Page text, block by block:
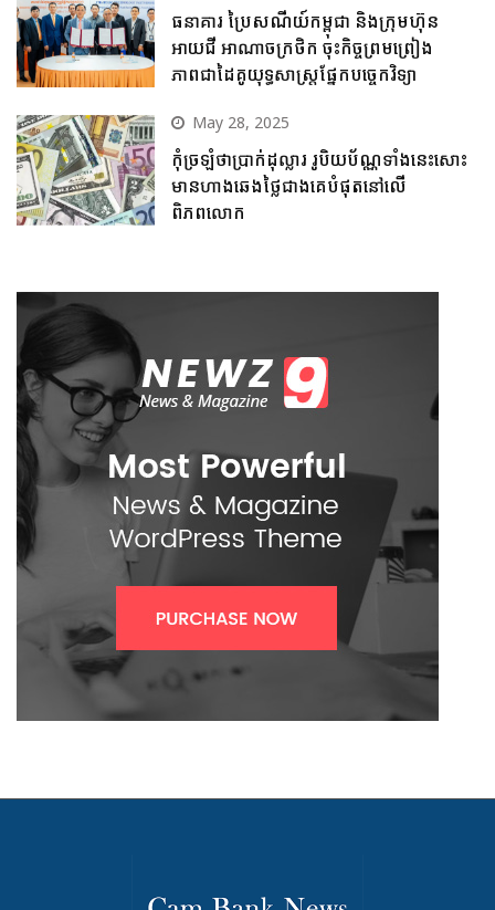
ធនាគារ ប្រៃសណីយ៍កម្ពុជា និងក្រុមហ៊ុន
អាយជី អាណាចក្រថិក ចុះកិច្ចព្រមព្រៀង
ភាពជាដៃគូយុទ្ធសាស្ត្រផ្នែកបច្ចេកវិទ្យា
May 28, 2025
កុំច្រឡំថាប្រាក់ដុល្លារ រូបិយប័ណ្ណទាំងនេះសោះ
មានហាងឆេងថ្លៃជាងគេបំផុតនៅលើ
ពិភពលោក